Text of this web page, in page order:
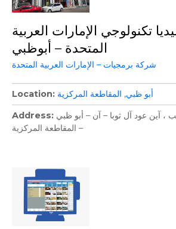
تكنولوجي الإمارات العربية
المتحدة – أبوظبي
شركة برمجيات – الإمارات العربية المتحدة
Location أبو ظبي المقاطعة المركزية
Address آين عود آل ثوبا – آن – أبو ظبي
– المقاطعة المركزية